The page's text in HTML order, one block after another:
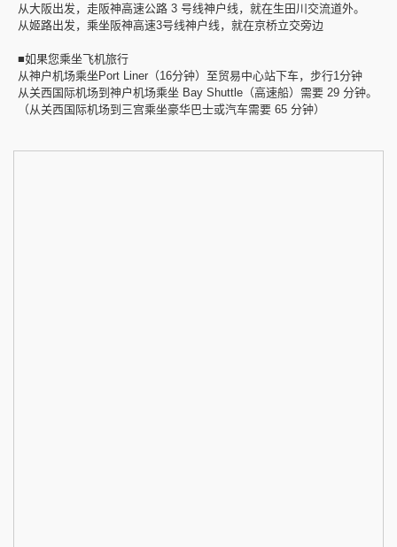
从大阪出发，走阪神高速公路 3 号线神户线，就在生田川交流道外。
从姬路出发，乘坐阪神高速3号线神户线，就在京桥立交旁边
■如果您乘坐飞机旅行
从神户机场乘坐Port Liner（16分钟）至贸易中心站下车，步行1分钟
从关西国际机场到神户机场乘坐 Bay Shuttle（高速船）需要 29 分钟。
（从关西国际机场到三宫乘坐豪华巴士或汽车需要 65 分钟）